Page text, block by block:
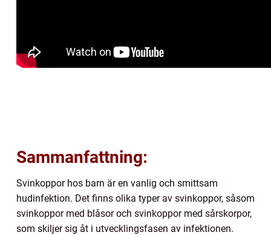
Sammanfattning:
Svinkoppor hos barn är en vanlig och smittsam
hudinfektion. Det finns olika typer av svinkoppor, såsom
svinkoppor med blåsor och svinkoppor med sårskorpor,
som skiljer sig åt i utvecklingsfasen av infektionen.